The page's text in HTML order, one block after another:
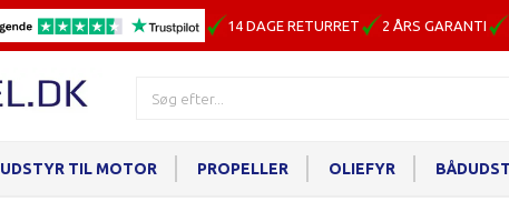
14 DAGE RETURRET 2 ÅRS GARANTI
UDSTYR TIL MOTOR PROPELLER OLIEFYR